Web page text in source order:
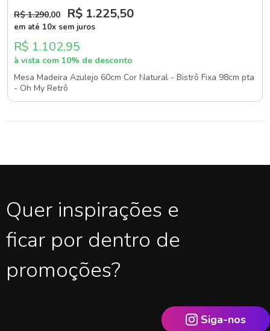
R$ 1.290,00 R$ 1.225,50
em até 10x sem juros
R$ 1.102,95
à vista com 10% de desconto
Mesa Madeira Azulejo 60cm Cor Natural - Bistrô Fixa 98cm pta
- Oh My Retrô
Quer inspirações e
ficar por dentro de
promoções?
Siga-nos